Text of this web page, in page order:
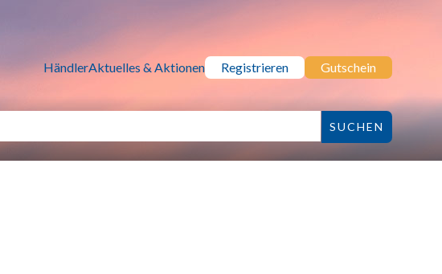
HändlerAktuelles & Aktionen Registrieren Gutschein